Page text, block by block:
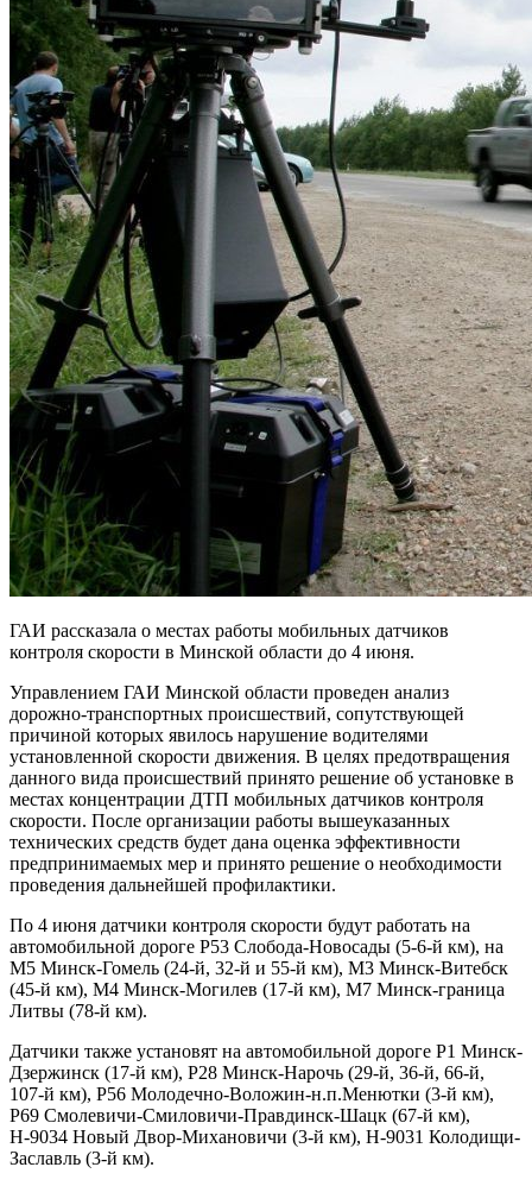
ГАИ рассказала о местах работы мобильных датчиков
контроля скорости в Минской области до 4 июня.
Управлением ГАИ Минской области проведен анализ
дорожно-транспортных происшествий, сопутствующей
причиной которых явилось нарушение водителями
установленной скорости движения. В целях предотвращения
данного вида происшествий принято решение об установке в
местах концентрации ДТП мобильных датчиков контроля
скорости. После организации работы вышеуказанных
технических средств будет дана оценка эффективности
предпринимаемых мер и принято решение о необходимости
проведения дальнейшей профилактики.
По 4 июня датчики контроля скорости будут работать на
автомобильной дороге Р53 Слобода-Новосады (5-6-й км), на
М5 Минск-Гомель (24-й, 32-й и 55-й км), М3 Минск-Витебск
(45-й км), М4 Минск-Могилев (17-й км), М7 Минск-граница
Литвы (78-й км).
Датчики также установят на автомобильной дороге Р1 Минск-
Дзержинск (17-й км), Р28 Минск-Нарочь (29-й, 36-й, 66-й,
107-й км), Р56 Молодечно-Воложин-н.п.Менютки (3-й км),
Р69 Смолевичи-Смиловичи-Правдинск-Шацк (67-й км),
Н-9034 Новый Двор-Михановичи (3-й км), Н-9031 Колодищи-
Заславль (3-й км).